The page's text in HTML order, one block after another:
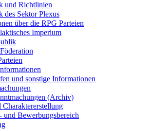
und Richtlinien
Sektor Plexus
über die RPG Parteien
Imperium
und sonstige Informationen
(Archiv)
Charaktererstellung
Bewerbungsbereich